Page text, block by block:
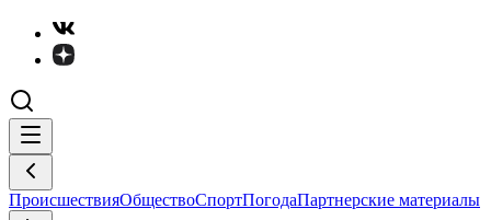
ПроисшествияОбществоСпортПогодаПартнерские материалы